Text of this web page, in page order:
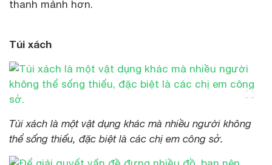
thanh mảnh hơn.
Túi xách
Túi xách là một vật dụng khác mà nhiều người không
thể sống thiếu, đặc biệt là các chị em công sở.